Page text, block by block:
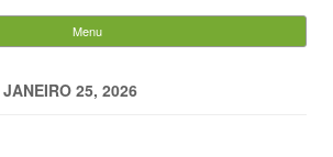
Legramonte
por:
Menu
25, 2026